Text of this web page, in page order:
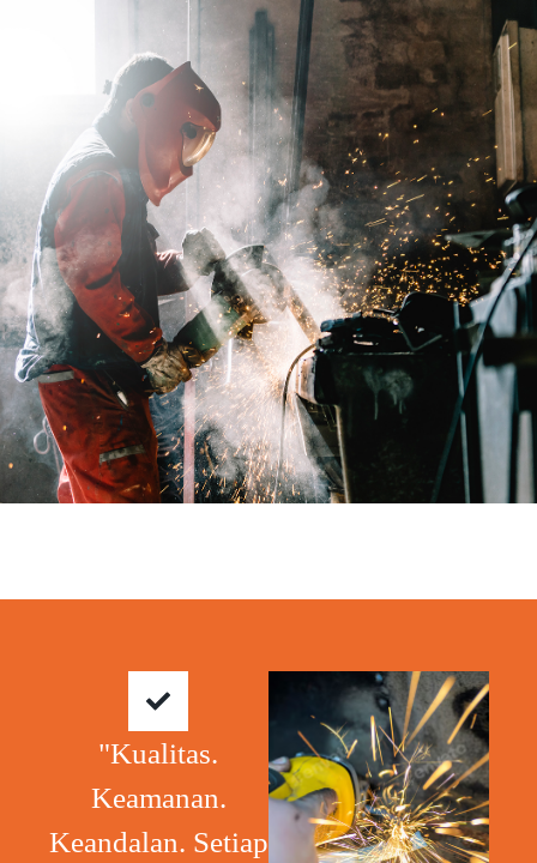
"Kualitas.
Keamanan.
Keandalan. Setiap